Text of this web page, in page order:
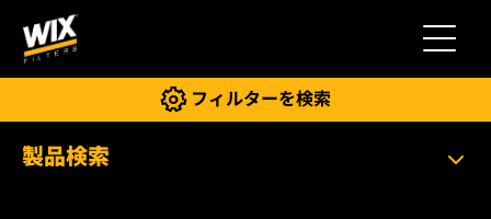
切り替え
フィルターを検索
製品検索